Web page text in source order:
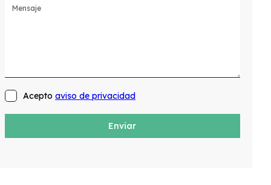
Acepto aviso de privacidad
Enviar